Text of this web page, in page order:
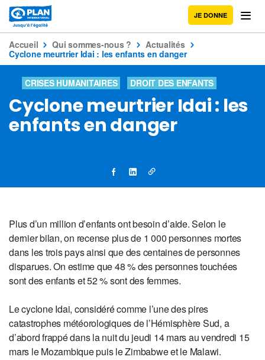
JE DONNE
Accueil Qui sommes-nous ?
Actualités
Cyclone meurtrier Idai : les enfants en danger
CRISES HUMANITAIRES DROIT DES ENFANTS
Cyclone meurtrier Idai : les
enfants en danger
Plus d’un million d’enfants ont besoin d’aide. Selon le
dernier bilan, on recense plus de 1 000 personnes mortes
dans les trois pays ainsi que des centaines de personnes
disparues. On estime que 48 % des personnes touchées
sont des enfants et 52 % sont des femmes.
Le cyclone Idai, considéré comme l’une des pires
catastrophes météorologiques de l’Hémisphère Sud, a
d’abord frappé dans la nuit du jeudi 14 mars au vendredi 15
mars le Mozambique puis le Zimbabwe et le Malawi.